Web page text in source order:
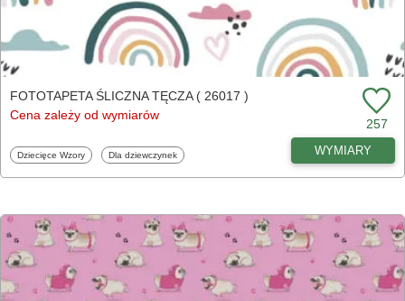
FOTOTAPETA ŚLICZNA TĘCZA ( 26017 )
Cena zależy od wymiarów
257
Fototapety
Dziecięce Wzory Fototapety
Dla dziewczynek WYMIARY